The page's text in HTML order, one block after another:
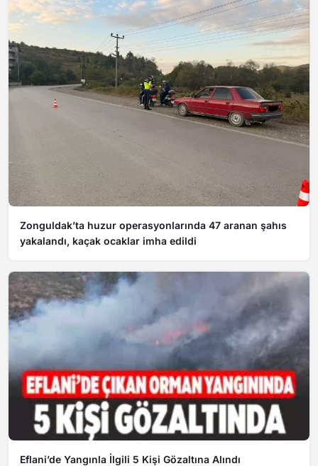
Zonguldak’ta huzur operasyonlarında 47 aranan şahıs
yakalandı, kaçak ocaklar imha edildi
Eflani’de Yangınla İlgili 5 Kişi Gözaltına Alındı